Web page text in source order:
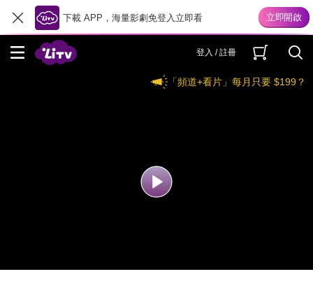
下載 APP，海量影劇免登入立即看
登入 / 註冊
「頻道+看片」每月只要 $199？